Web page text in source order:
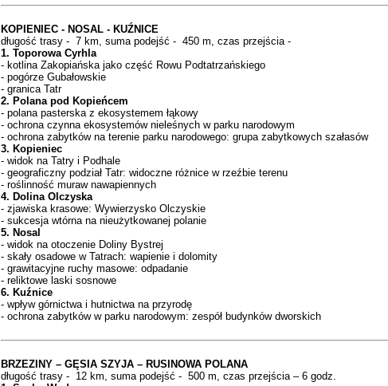
KOPIENIEC - NOSAL - KUŹNICE
długość trasy - 7 km, suma podejść - 450 m, czas przejścia -
1. Toporowa Cyrhla
- kotlina Zakopiańska jako część Rowu Podtatrzańskiego
- pogórze Gubałowskie
- granica Tatr
2. Polana pod Kopieńcem
- polana pasterska z ekosystemem łąkowy
- ochrona czynna ekosystemów nieleśnych w parku narodowym
- ochrona zabytków na terenie parku narodowego: grupa zabytkowych szałasów
3. Kopieniec
- widok na Tatry i Podhale
- geograficzny podział Tatr: widoczne różnice w rzeźbie terenu
- roślinność muraw nawapiennych
4. Dolina Olczyska
- zjawiska krasowe: Wywierzysko Olczyskie
- sukcesja wtórna na nieużytkowanej polanie
5. Nosal
- widok na otoczenie Doliny Bystrej
- skały osadowe w Tatrach: wapienie i dolomity
- grawitacyjne ruchy masowe: odpadanie
- reliktowe laski sosnowe
6. Kuźnice
- wpływ górnictwa i hutnictwa na przyrodę
- ochrona zabytków w parku narodowym: zespół budynków dworskich
BRZEZINY – GĘSIA SZYJA – RUSINOWA POLANA
długość trasy - 12 km, suma podejść - 500 m, czas przejścia – 6 godz.